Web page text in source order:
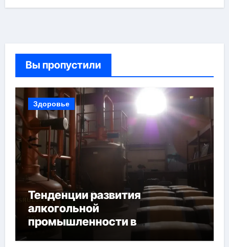
Вы пропустили
Здоровье
Тенденции развития
алкогольной
промышленности в